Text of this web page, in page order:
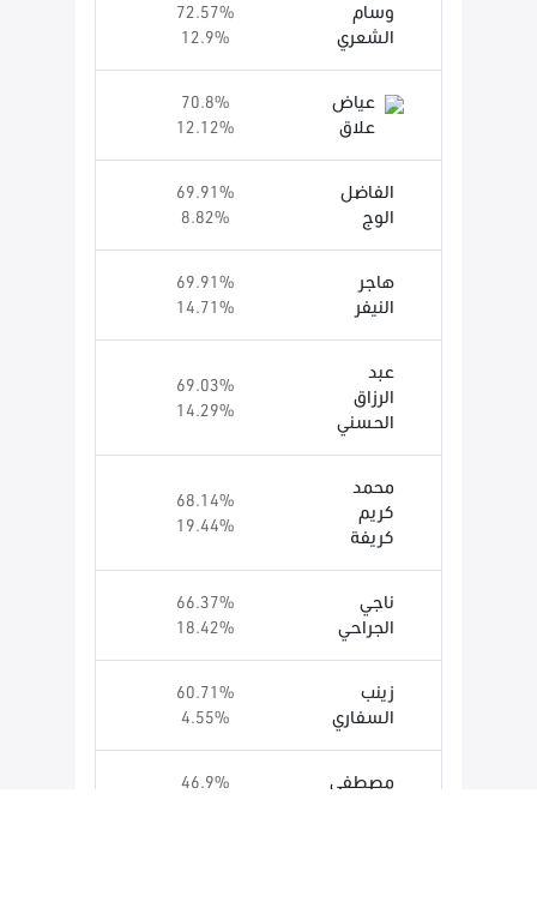
الفاضل
الوج
69.91%
8.82%
هاجر
النيفر
69.91%
14.71%
محمد
كريم
كريفة
68.14%
19.44%
عبد
الرزاق
الحسني
69.03%
14.29%
مصطفى
46.9%
ناجي
الجراحي
66.37%
18.42%
وسام
الشعري
72.57%
12.9%
زينب
السفاري
60.71%
4.55%
عياض
علاق
70.8%
12.12%